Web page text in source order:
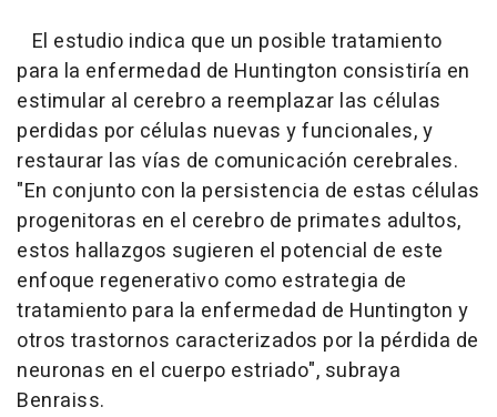
El estudio indica que un posible tratamiento
para la enfermedad de Huntington consistiría en
estimular al cerebro a reemplazar las células
perdidas por células nuevas y funcionales, y
restaurar las vías de comunicación cerebrales.
"En conjunto con la persistencia de estas células
progenitoras en el cerebro de primates adultos,
estos hallazgos sugieren el potencial de este
enfoque regenerativo como estrategia de
tratamiento para la enfermedad de Huntington y
otros trastornos caracterizados por la pérdida de
neuronas en el cuerpo estriado", subraya
Benraiss.